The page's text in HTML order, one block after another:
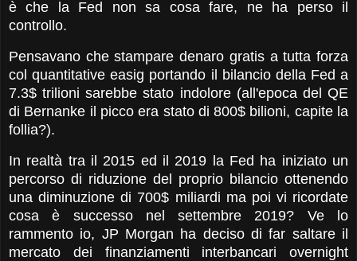
è che la Fed non sa cosa fare, ne ha perso il
controllo.
Pensavano che stampare denaro gratis a tutta forza
col quantitative easig portando il bilancio della Fed a
7.3$ trilioni sarebbe stato indolore (all'epoca del QE
di Bernanke il picco era stato di 800$ bilioni, capite la
follia?).
In realtà tra il 2015 ed il 2019 la Fed ha iniziato un
percorso di riduzione del proprio bilancio ottenendo
una diminuzione di 700$ miliardi ma poi vi ricordate
cosa è successo nel settembre 2019? Ve lo
rammento io, JP Morgan ha deciso di far saltare il
mercato dei finanziamenti interbancari overnight